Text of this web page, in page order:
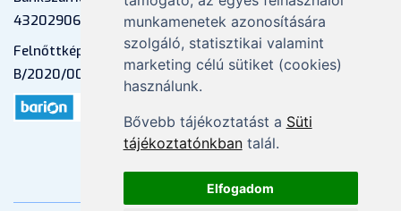
munkamenetek azonosítására
szolgáló, statisztikai valamint
marketing célú sütiket (cookies)
használunk.
Bővebb tájékoztatást a Süti
tájékoztatónkbantalál.
Elfogadom
43202906-51100005
Felnőttképzési nyilvántartási szám:
B/2020/000053